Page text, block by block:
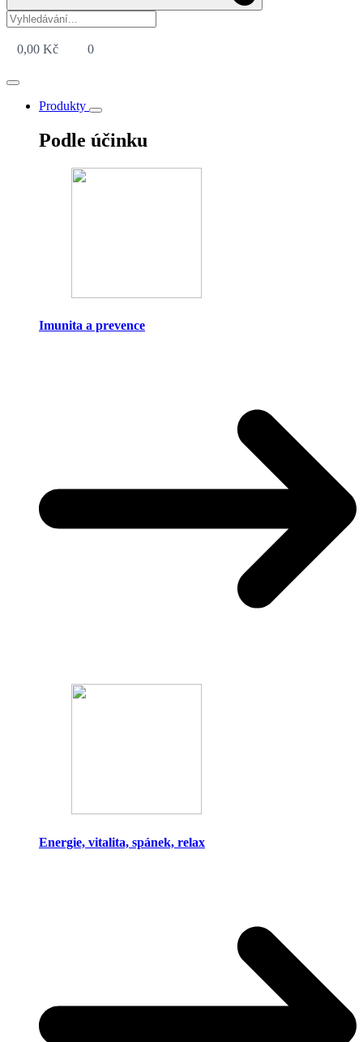
0,00 Kč 0
Produkty
Podle účinku
Imunita a prevence
Energie, vitalita, spánek, relax